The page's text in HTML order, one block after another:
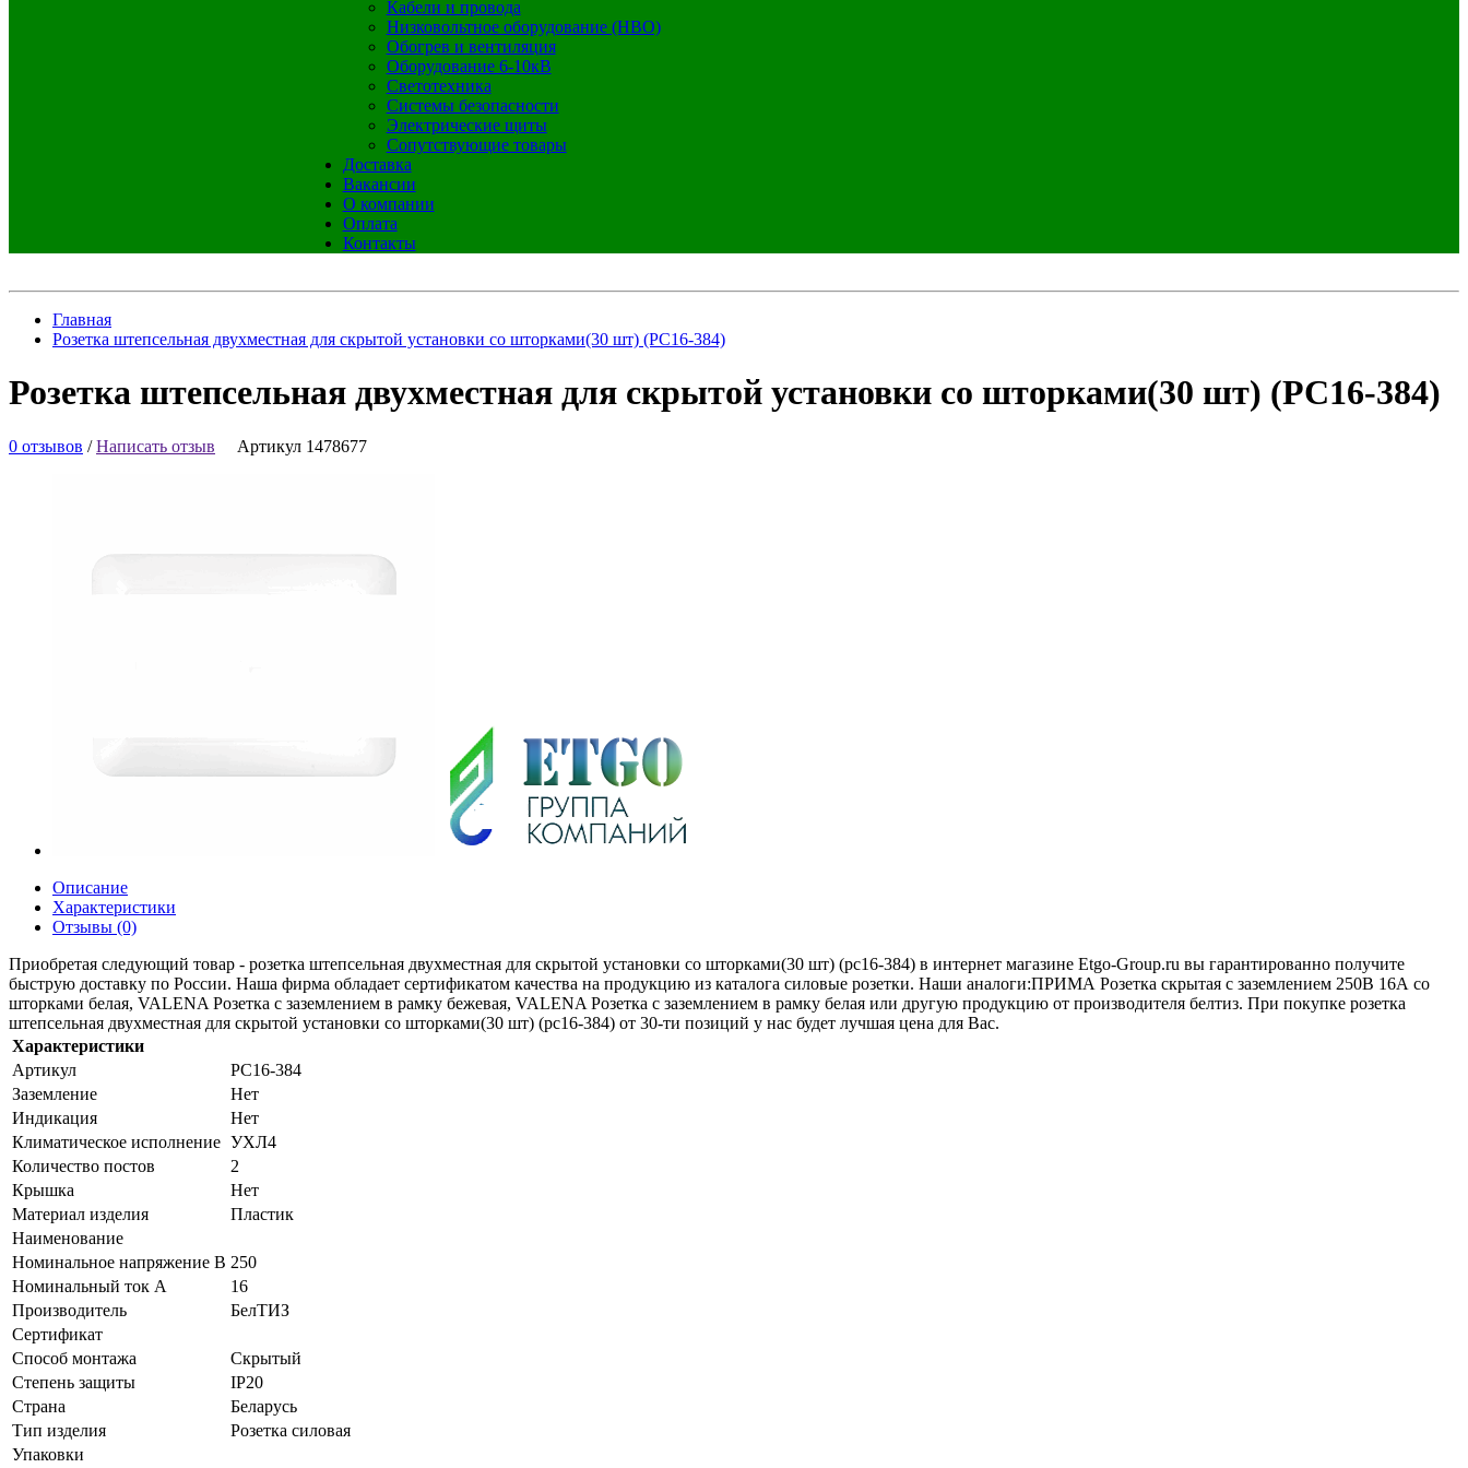
Кабели и провода
Низковольтное оборудование (НВО)
Обогрев и вентиляция
Оборудование 6-10кВ
Светотехника
Системы безопасности
Электрические щиты
Сопутствующие товары
Доставка
Вакансии
О компании
Оплата
Контакты
Главная
Розетка штепсельная двухместная для скрытой установки со шторками(30 шт) (РС16-384)
Розетка штепсельная двухместная для скрытой установки со шторками(30 шт) (РС16-384)
0 отзывов /Написать отзыв Артикул 1478677
Описание
Характеристики
Отзывы (0)
Приобретая следующий товар - розетка штепсельная двухместная для скрытой установки со шторками(30 шт) (рс16-384) в интернет магазине Etgo-Group.ru вы гарантированно получите
быструю доставку по России. Наша фирма обладает сертификатом качества на продукцию из каталога силовые розетки. Наши аналоги:ПРИМА Розетка скрытая с заземлением 250В 16А со
шторками белая, VALENA Розетка с заземлением в рамку бежевая, VALENA Розетка с заземлением в рамку белая или другую продукцию от производителя белтиз. При покупке розетка
штепсельная двухместная для скрытой установки со шторками(30 шт) (рс16-384) от 30-ти позиций у нас будет лучшая цена для Вас.
Характеристики
Артикул
РС16-384
Заземление
Нет
Индикация
Нет
Климатическое исполнение УХЛ4
Количество постов
2
Крышка
Нет
Материал изделия
Пластик
Наименование
Номинальное напряжение В 250
Номинальный ток А
16
Производитель
БелТИЗ
Сертификат
Способ монтажа
Скрытый
Степень защиты
IP20
Страна
Беларусь
Тип изделия
Розетка силовая
Упаковки